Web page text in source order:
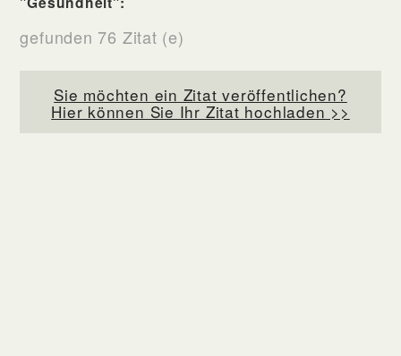
gefunden 76 Zitat (e)
Sie möchten ein Zitat veröffentlichen?
Hier können Sie Ihr Zitat hochladen >>